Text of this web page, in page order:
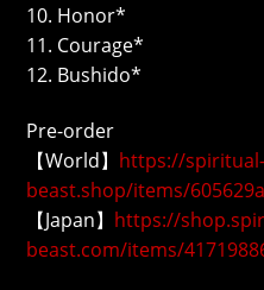
10. Honor*
11. Courage*
12. Bushido*
Pre-order
【World】 https://spiritual-
beast.shop/items/
【Japan】 https://
beast.com/items/